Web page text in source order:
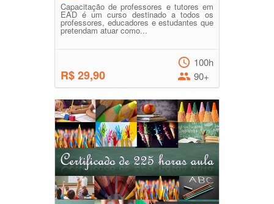
Capacitação de professores e tutores em
EAD é um curso destinado a todos os
professores, educadores e estudantes que
pretendam atuar como...
R$ 29,90
100h
90+